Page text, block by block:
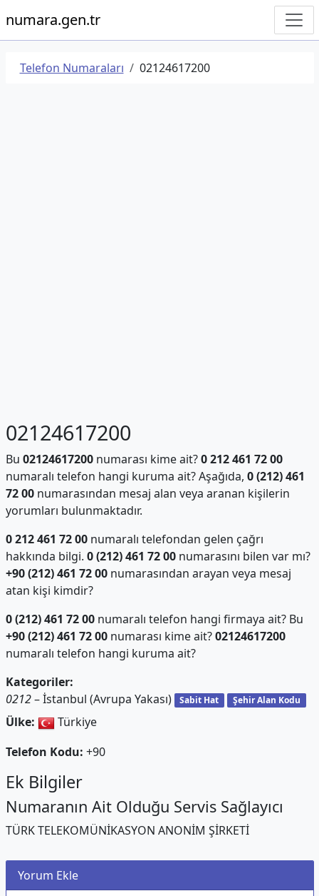
numara.gen.tr
Telefon Numaraları 02124617200
02124617200
Bu 02124617200numarası kime ait?0 212 461 72 00
numaralı telefon hangi kuruma ait? Aşağıda, 0 (212) 461
72 00numarasından mesaj alan veya aranan kişilerin
yorumları bulunmaktadır.
0 212 461 72 00numaralı telefondan gelen çağrı
hakkında bilgi. 0 (212) 461 72 00numarasını bilen var mı?
+90 (212) 461 72 00numarasından arayan veya mesaj
atan kişi kimdir?
0 (212) 461 72 00numaralı telefon hangi firmaya ait? Bu
+90 (212) 461 72 00numarası kime ait?02124617200
numaralı telefon hangi kuruma ait?
Kategoriler:
0212– İstanbul (Avrupa Yakası) Sabit Hat Şehir Alan Kodu
Ülke:
Türkiye
Telefon Kodu: +90
Ek Bilgiler
Numaranın Ait Olduğu Servis Sağlayıcı
TÜRK TELEKOMÜNİKASYON ANONİM ŞİRKETİ
Yorum Ekle